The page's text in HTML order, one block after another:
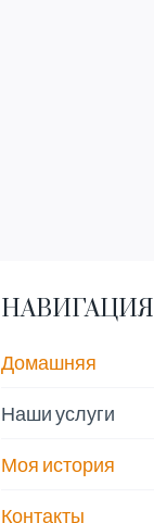
НАВИГАЦИЯ
Домашняя
Наши услуги
Моя история
Контакты